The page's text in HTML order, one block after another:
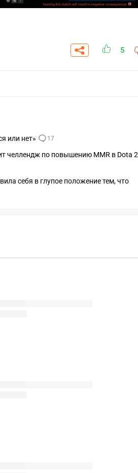
5
или нет» 17
челлендж по повышению MMR в Dota 2
себя в глупое положение тем, что